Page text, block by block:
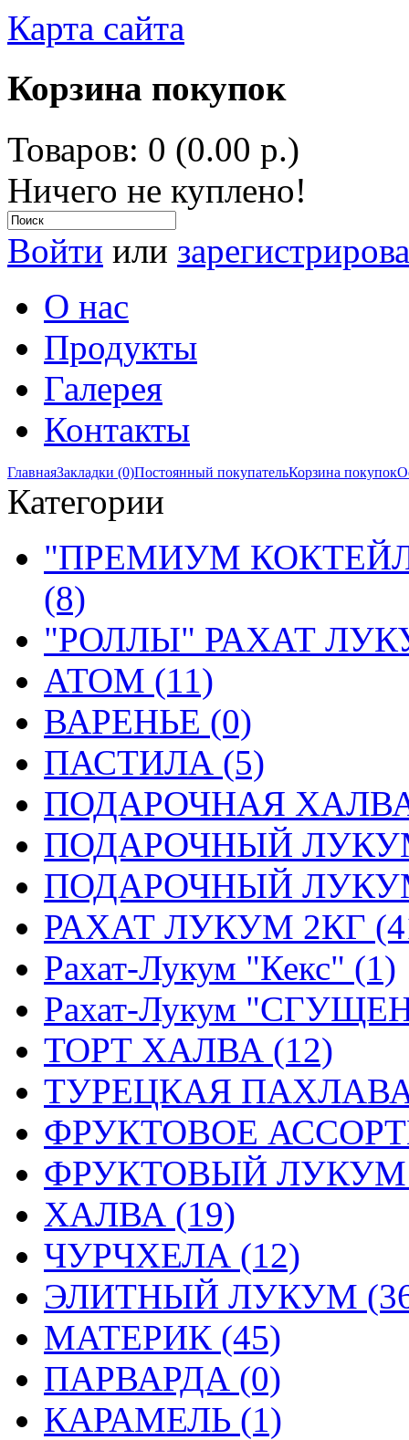
Карта сайта
Корзина покупок
Товаров: 0 (0.00 р.)
Ничего не куплено!
Войти или
О нас
Продукты
Галерея
Контакты
ГлавнаяЗакладки (0)Постоянный покупательКорзина покупок
Категории
"ПРЕМИУМ
(8)
"РОЛЛЫ" РАХАТ
АТОМ (11)
ВАРЕНЬЕ (0)
ПАСТИЛА (5)
ПОДАРОЧНАЯ
ПОДАРОЧНЫЙ
ПОДАРОЧНЫЙ
РАХАТ ЛУКУМ 2КГ
Рахат-Лукум "Кекс" (1)
Рахат-Лукум
ТОРТ ХАЛВА (12)
ТУРЕЦКАЯ ПАХЛАВА
ФРУКТОВОЕ
ФРУКТОВЫЙ ЛУКУМ
ХАЛВА (19)
ЧУРЧХЕЛА (12)
ЭЛИТНЫЙ ЛУКУМ
МАТЕРИК (45)
ПАРВАРДА (0)
КАРАМЕЛЬ (1)